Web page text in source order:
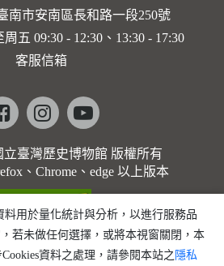
生
戀
地
南市安南區長和路一段250號
五 09:30 - 12:30、13:30 - 17:30
客服信箱
Facebookinstagramyoutube
立臺灣歷史博物館 版權所有
、Chrome、edge 以上版本
料用於量化統計與分析，以進行服務品
若未做任何選擇，或將本視窗關閉，本
資料之處理，請參閱本站之 隱私